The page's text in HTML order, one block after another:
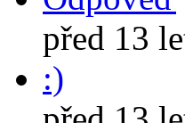
před 13
:)